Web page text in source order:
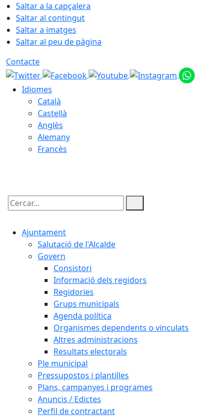
Saltar a la capçalera
Saltar al contingut
Saltar a imatges
Saltar al peu de pàgina
Contacte
Idiomes
Català
Castellà
Anglès
Alemany
Francès
Cercar:
Ajuntament
Salutació de l'Alcalde
Govern
Consistori
Informació dels regidors
Regidories
Grups municipals
Agenda política
Organismes dependents o vinculats
Altres administracions
Resultats electorals
Ple municipal
Pressupostos i plantilles
Plans, campanyes i programes
Anuncis / Edictes
Perfil de contractant